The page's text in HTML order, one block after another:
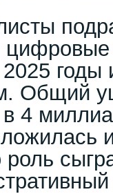
Общий
в 4
роль